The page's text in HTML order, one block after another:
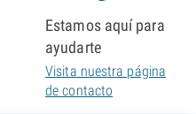
Estamos aquí para
ayudarte
Visita nuestra página
de contacto